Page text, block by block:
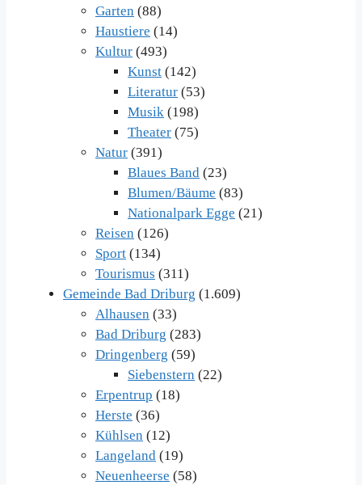
Garten (88)
Haustiere (14)
Kultur (493)
Kunst (142)
Literatur (53)
Musik (198)
Theater (75)
Natur (391)
Blaues Band (23)
Blumen/Bäume (83)
Nationalpark Egge (21)
Reisen (126)
Sport (134)
Tourismus (311)
Gemeinde Bad Driburg (1.609)
Alhausen (33)
Bad Driburg (283)
Dringenberg (59)
Siebenstern (22)
Erpentrup (18)
Herste (36)
Kühlsen (12)
Langeland (19)
Neuenheerse (58)